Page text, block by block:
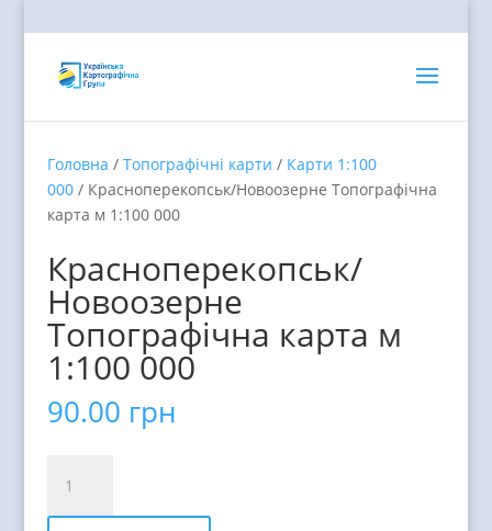
Головна / Топографічні карти / Карти 1:100
000/ Красноперекопськ/Новоозерне Топографічна
карта м 1:100 000
Красноперекопськ/
Новоозерне
Топографічна карта м
1:100 000
90.00 грн
Новоозерне
Топографічна